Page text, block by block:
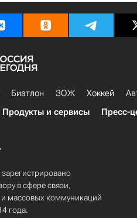
Биатлон ЗОЖ Хоккей
Продукты и сервисы Пресс-
в сфере связи,
массовых коммуникаций
года.